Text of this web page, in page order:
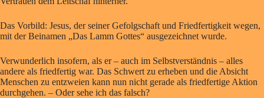
Das Vorbild: Jesus, der seiner Gefolgschaft und Friedfertigkeit wegen,
mit der Beinamen „Das Lamm Gottes“ ausgezeichnet wurde.
Verwunderlich insofern, als er – auch im Selbstverständnis – alles
andere als friedfertig war. Das Schwert zu erheben und die Absicht
Menschen zu entzweien kann nun nicht gerade als friedfertige Aktion
durchgehen. – Oder sehe ich das falsch?